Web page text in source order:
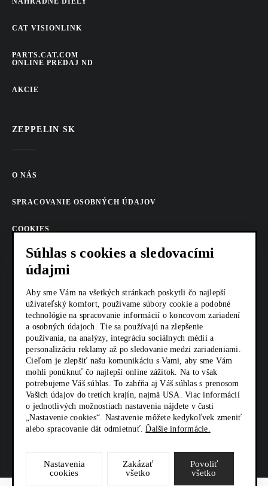
CAT VISIONLINK
PARTS.CAT.COM
ONLINE PREDAJ ND
AKCIE
ZEPPELIN SK
O NÁS
SPRACOVANIE OSOBNÝCH ÚDAJOV
COOKIES
AKTUALITY
KONTAKTY
SOCIÁLNE SIETE
Súhlas s cookies a sledovacími
údajmi
Aby sme Vám na všetkých stránkach poskytli čo najlepší
užívateľský komfort, používame súbory cookie a podobné
technológie na spracovanie informácií o koncovom zariadení
a osobných údajoch. Tie sa používajú na zlepšenie
používania, na analýzy, integráciu sociálnych médií a
personalizáciu reklamy až po sledovanie medzi zariadeniami.
Cieľom je zlepšiť našu komunikáciu s Vami, aby sme Vám
mohli ponúknuť čo najlepší online zážitok. Na to však
potrebujeme Váš súhlas. To zahŕňa aj Váš súhlas s prenosom
Vašich údajov do tretích krajín, najmä USA. Viac informácií
o jednotlivých možnostiach nastavenia nájdete v časti
„Nastavenie cookies“. Nastavenie môžete kedykoľvek zmeniť
alebo spracovanie dát odmietnuť.Ďalšie informácie.
Nastavenia
cookies
Zakázať
všetko
Povoliť
všetko